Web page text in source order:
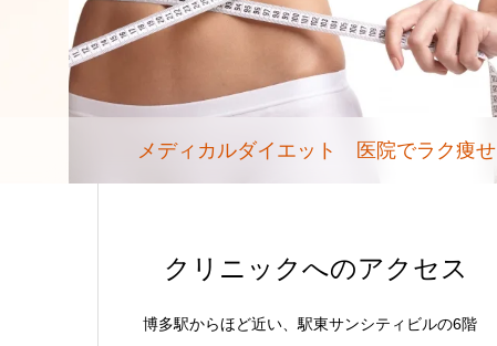
メディカルダイエット 医院でラク痩せ
クリニックへのアクセス
博多駅からほど近い、駅東サンシティビルの6階